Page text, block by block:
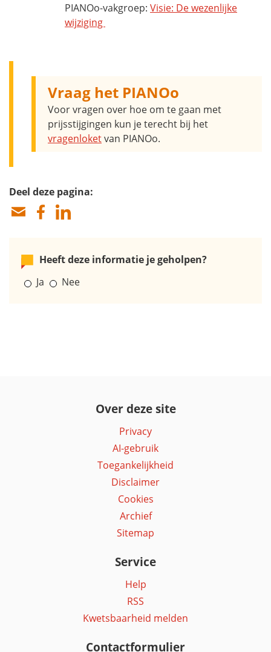
PIANOo-vakgroep: Visie: De wezenlijke
wijziging
Vraag het PIANOo
Voor vragen over hoe om te gaan met
prijsstijgingen kun je terecht bij het
vragenloketvan PIANOo.
Deel deze pagina:
Heeft deze informatie je geholpen?
Ja
Nee
Over deze site
Privacy
AI-gebruik
Toegankelijkheid
Disclaimer
Cookies
Archief
Sitemap
Service
Help
RSS
Kwetsbaarheid melden
Contactformulier